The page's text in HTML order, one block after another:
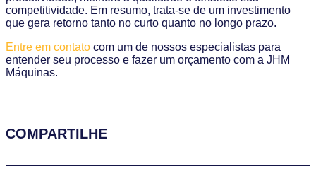
competitividade. Em resumo, trata-se de um investimento
que gera retorno tanto no curto quanto no longo prazo.
Entre em contato com um de nossos especialistas para
entender seu processo e fazer um orçamento com a JHM
Máquinas.
COMPARTILHE